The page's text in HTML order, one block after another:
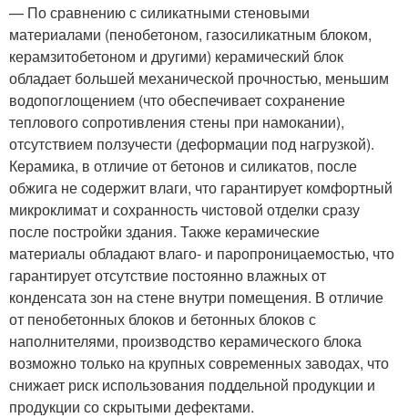
— По сравнению с силикатными стеновыми
материалами (пенобетоном, газосиликатным блоком,
керамзитобетоном и другими) керамический блок
обладает большей механической прочностью, меньшим
водопоглощением (что обеспечивает сохранение
теплового сопротивления стены при намокании),
отсутствием ползучести (деформации под нагрузкой).
Керамика, в отличие от бетонов и силикатов, после
обжига не содержит влаги, что гарантирует комфортный
микроклимат и сохранность чистовой отделки сразу
после постройки здания. Также керамические
материалы обладают влаго- и паропроницаемостью, что
гарантирует отсутствие постоянно влажных от
конденсата зон на стене внутри помещения. В отличие
от пенобетонных блоков и бетонных блоков с
наполнителями, производство керамического блока
возможно только на крупных современных заводах, что
снижает риск использования поддельной продукции и
продукции со скрытыми дефектами.